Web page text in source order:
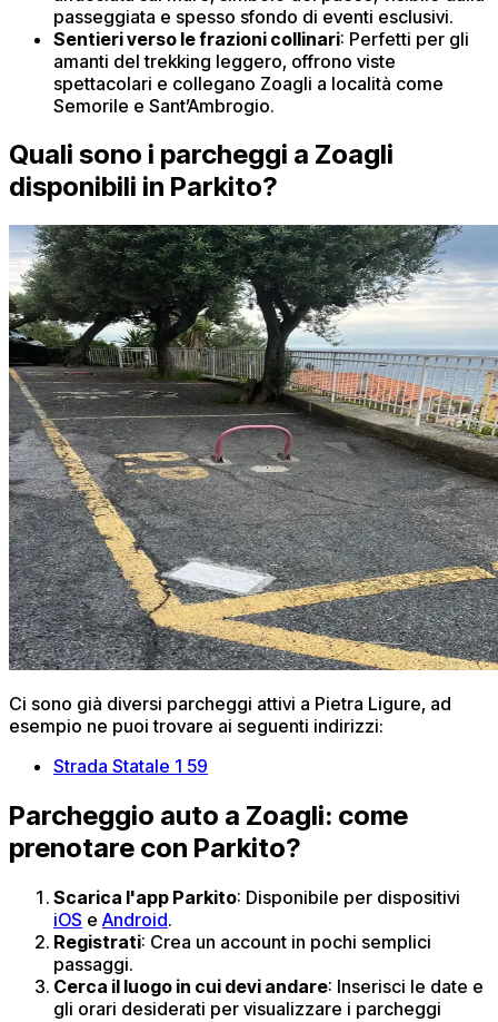
passeggiata e spesso sfondo di eventi esclusivi.
Sentieri verso le frazioni collinari: Perfetti per gli
amanti del trekking leggero, offrono viste
spettacolari e collegano Zoagli a località come
Semorile e Sant’Ambrogio.
Quali sono i parcheggi a Zoagli
disponibili in Parkito?
Ci sono già diversi parcheggi attivi a Pietra Ligure, ad
esempio ne puoi trovare ai seguenti indirizzi:
Strada Statale 1 59
Parcheggio auto a Zoagli: come
prenotare con Parkito?
Scarica l'app Parkito: Disponibile per dispositivi
iOS e Android.​
Registrati: Crea un account in pochi semplici
passaggi.​
Cerca il luogo in cui devi andare: Inserisci le date e
gli orari desiderati per visualizzare i parcheggi